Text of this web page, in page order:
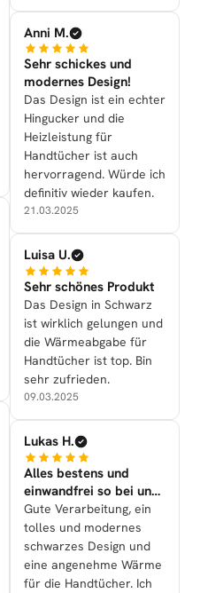
Anni M.
Sehr schickes und
modernes Design!
Das Design ist ein echter
Hingucker und die
Heizleistung für
Handtücher ist auch
hervorragend. Würde ich
definitiv wieder kaufen.
21.03.2025
Luisa U.
Sehr schönes Produkt
Das Design in Schwarz
ist wirklich gelungen und
die Wärmeabgabe für
Handtücher ist top. Bin
sehr zufrieden.
09.03.2025
Lukas H.
Alles bestens und
einwandfrei so bei uns
nun gelaufen!
Gute Verarbeitung, ein
tolles und modernes
schwarzes Design und
eine angenehme Wärme
für die Handtücher. Ich